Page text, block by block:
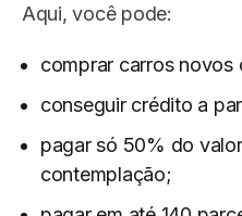
Aqui, você pode:
comprar carros novos
conseguir crédito a
pagar só 50% do
contemplação;